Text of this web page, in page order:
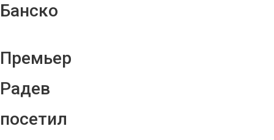
Банско
Премьер
Радев
посетил